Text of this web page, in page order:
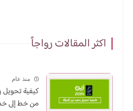
اكثر المقالات رواجاً
منذ عام
كيفية تحويل
من خط إلى